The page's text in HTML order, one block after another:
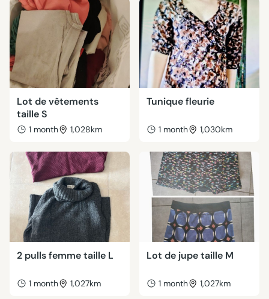
Lot de vêtements
taille S
1 month 1,028km
Tunique fleurie
1 month 1,030km
2 pulls femme taille L
1 month 1,027km
Lot de jupe taille M
1 month 1,027km